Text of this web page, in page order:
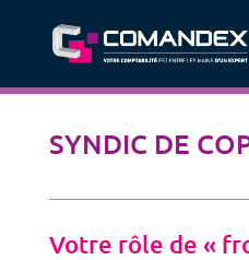
SYNDIC DE
Votre rôle de «